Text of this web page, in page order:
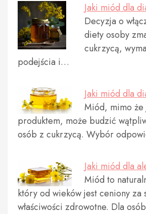
Jaki miód dla
Decyzja o
diety osoby
cukrzycą,
podejścia i…
Jaki miód dla
Miód, mimo że
produktem, może budzić
osób z cukrzycą. Wybór
Jaki miód dla
Miód to
który od wieków jest ceniony za
właściwości zdrowotne. Dla